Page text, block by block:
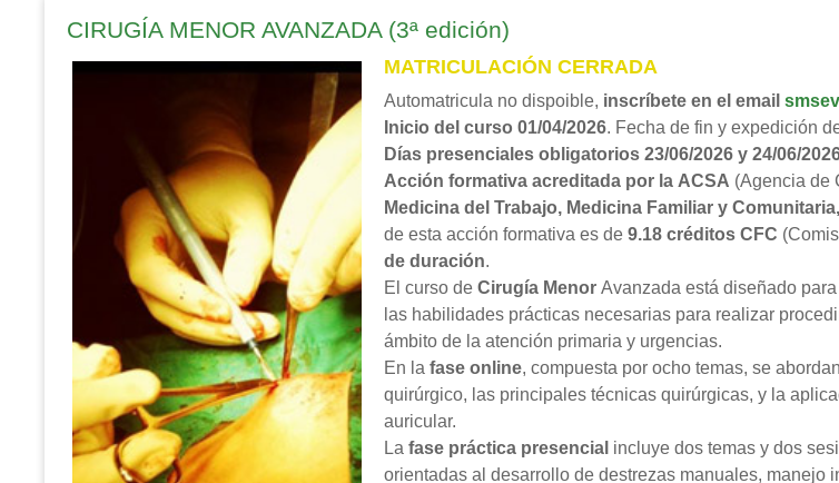
CIRUGÍA MENOR AVANZADA (3ª edición)
MATRICULACIÓN CERRADA
Automatricula no dispoible, inscríbete en el email
Inicio del curso 01/04/2026. Fecha de fin y expedición
Días presenciales obligatorios 23/06/2026 y 24/06/
Acción formativa acreditada por la ACSA (Agencia de
Medicina del Trabajo, Medicina Familiar y
de esta acción formativa es de 9.18 créditos CFC
de duración.
El curso de Cirugía Menor Avanzada está diseñado
las habilidades prácticas necesarias para realizar
ámbito de la atención primaria y urgencias.
En la fase online, compuesta por ocho temas, se
quirúrgico, las principales técnicas quirúrgicas, y la
auricular.
La fase práctica presencial incluye dos temas y dos
orientadas al desarrollo de destrezas manuales, manejo